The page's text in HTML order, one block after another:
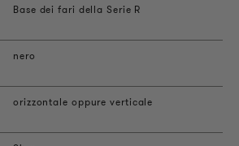
Base dei fari della Serie R
nero
orizzontale oppure verticale